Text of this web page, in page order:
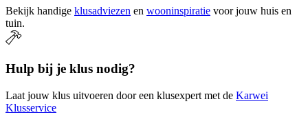
Bekijk handige klusadviezen en wooninspiratie voor jouw huis en
tuin.
Hulp bij je klus nodig?
Laat jouw klus uitvoeren door een klusexpert met de Karwei
Klusservice